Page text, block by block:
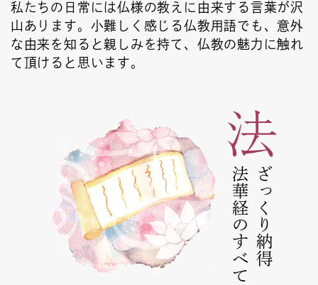
私たちの日常には仏様の教えに由来する言葉が沢
山あります。小難しく感じる仏教用語でも、意外
な由来を知ると親しみを持て、仏教の魅力に触れ
て頂けると思います。
ざっくり納得
法華経のすべて